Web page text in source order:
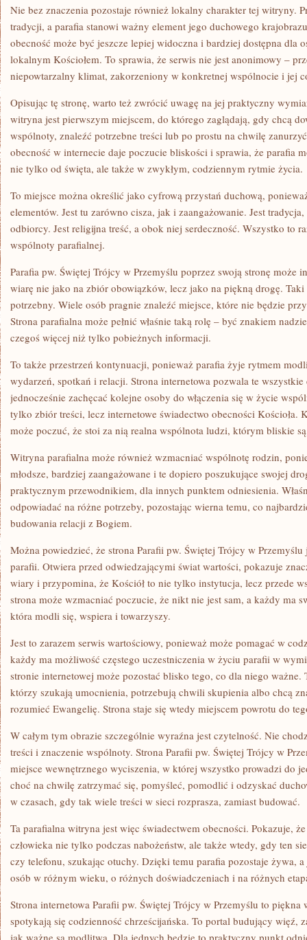
Nie bez znaczenia pozostaje również lokalny charakter tej witryny.
tradycji, a parafia stanowi ważny element jego duchowego
obecność może być jeszcze lepiej widoczna i bardziej dostępna dla
lokalnym Kościołem. To sprawia, że serwis nie jest anonimowy –
niepowtarzalny klimat, zakorzeniony w konkretnej wspólnocie i jej
Opisując tę stronę, warto też zwrócić uwagę na jej praktyczny
witryna jest pierwszym miejscem, do którego zaglądają, gdy chcą
wspólnoty, znaleźć potrzebne treści lub po prostu na chwilę
obecność w internecie daje poczucie bliskości i sprawia, że parafia
nie tylko od święta, ale także w zwykłym, codziennym rytmie życia.
To miejsce można określić jako cyfrową przystań duchową,
elementów. Jest tu zarówno cisza, jak i zaangażowanie. Jest
odbiorcy. Jest religijna treść, a obok niej serdeczność. Wszystko to
wspólnoty parafialnej.
Parafia pw. Świętej Trójcy w Przemyślu poprzez swoją stronę może
wiarę nie jako na zbiór obowiązków, lecz jako na piękną drogę.
potrzebny. Wiele osób pragnie znaleźć miejsce, które nie będzie
Strona parafialna może pełnić właśnie taką rolę – być znakiem
czegoś więcej niż tylko pobieżnych informacji.
To także przestrzeń kontynuacji, ponieważ parafia żyje rytmem
wydarzeń, spotkań i relacji. Strona internetowa pozwala te
jednocześnie zachęcać kolejne osoby do włączenia się w życie
tylko zbiór treści, lecz internetowe świadectwo obecności Kościoła.
może poczuć, że stoi za nią realna wspólnota ludzi, którym bliskie
Witryna parafialna może również wzmacniać wspólnotę rodzin,
młodsze, bardziej zaangażowane i te dopiero poszukujące swojej
praktycznym przewodnikiem, dla innych punktem odniesienia.
odpowiadać na różne potrzeby, pozostając wierna temu, co
budowania relacji z Bogiem.
Można powiedzieć, że strona Parafii pw. Świętej Trójcy w
parafii. Otwiera przed odwiedzającymi świat wartości, pokazuje
wiary i przypomina, że Kościół to nie tylko instytucja, lecz przede
strona może wzmacniać poczucie, że nikt nie jest sam, a każdy ma
która modli się, wspiera i towarzyszy.
Jest to zarazem serwis wartościowy, ponieważ może pomagać w
każdy ma możliwość częstego uczestniczenia w życiu parafii w
stronie internetowej może pozostać blisko tego, co dla niego ważne.
którzy szukają umocnienia, potrzebują chwili skupienia albo chcą
rozumieć Ewangelię. Strona staje się wtedy miejscem powrotu do
W całym tym obrazie szczególnie wyraźna jest czytelność. Nie
treści i znaczenie wspólnoty. Strona Parafii pw. Świętej Trójcy w
miejsce wewnętrznego wyciszenia, w której wszystko prowadzi do
choć na chwilę zatrzymać się, pomyśleć, pomodlić i odzyskać
w czasach, gdy tak wiele treści w sieci rozprasza, zamiast budować.
Ta parafialna witryna jest więc świadectwem obecności. Pokazuje,
człowieka nie tylko podczas nabożeństw, ale także wtedy, gdy ten
czy telefonu, szukając otuchy. Dzięki temu parafia pozostaje żywa,
osób w różnym wieku, o różnych doświadczeniach i na różnych
Strona internetowa Parafii pw. Świętej Trójcy w Przemyślu to
spotykają się codzienność chrześcijańska. To portal budujący więź,
jak ważne są modlitwa. Dla jednych będzie to praktyczny punkt